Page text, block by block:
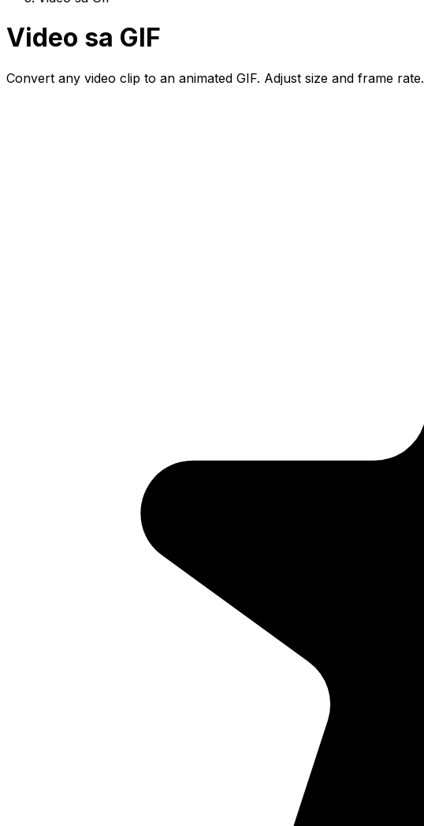
Video sa GIF
Convert any video clip to an animated GIF. Adjust size and frame rate.